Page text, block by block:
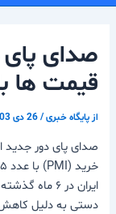
صدای
قیمت ها
ازپایگاه خبری/26 دی 1403
صدای پای دور
ایران در ۶
دستی به دلیل